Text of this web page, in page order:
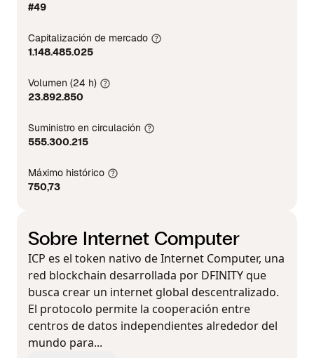
#49
Capitalización de mercado
1.148.485.025
Volumen (24 h)
23.892.850
Suministro en circulación
555.300.215
Máximo histórico
750,73
Sobre Internet Computer
ICP es el token nativo de Internet Computer, una
red blockchain desarrollada por DFINITY que
busca crear un internet global descentralizado.
El protocolo permite la cooperación entre
centros de datos independientes alrededor del
mundo para...